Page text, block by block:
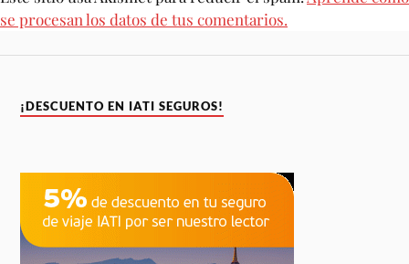
se procesan los datos de tus comentarios.
¡DESCUENTO EN IATI SEGUROS!